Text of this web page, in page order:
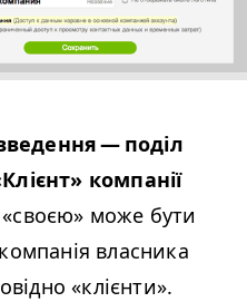
— поділ
компанії
може бути
власника
«клієнти».